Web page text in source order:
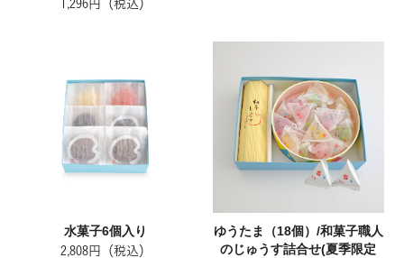
1,296円（税込）
水菓子6個入り
2,808円（税込）
ゆうたま（18個）/和菓子職人
のじゅうす詰合せ(夏季限定